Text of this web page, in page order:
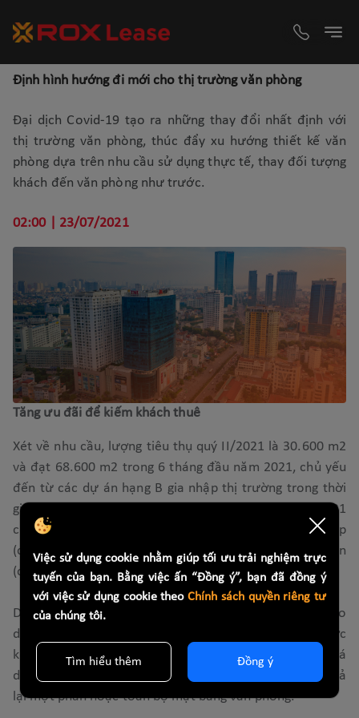
Định hình hướng đi mới cho thị trường văn phòng
Đại dịch Covid-19 tạo ra những thay đổi nhất định với
thị trường văn phòng, thúc đẩy xu hướng thiết kế văn
phòng dựa trên nhu cầu sử dụng thực tế, thay đối tượng
khách đến văn phòng như trước.
02:00 | 23/07/2021
Tăng ưu đãi để kiếm khách thuê
Xét về nhu cầu, lượng tiêu thụ quý II/2021 là 30.600 m2
và đạt 68.600 m2 trong 6 tháng đầu năm 2021, chủ yếu
đến từ các dự án hạng B gia nhập thị trường trong thời
gian gần đây. Các giao dịch trong 6 tháng đầu năm 2021
chủ yếu đến từ các khách thuê ngành dịch vụ cung cấp
(chiếm 36% diện tích đã thuê), công nghệ thông tin
(chiếm 21%), vận tải và logistics (chiếm 9%).
Dù có sự tăng trưởng đáng kể, song việc Covid-19 kéo
dài cũng khiến các đơn vị khai thác thay đổi chiến lược
kinh doanh khi khách thuê có phản ứng yêu cầu hạ giá
do doanh thu sụt giảm, nhiều khách thuê buộc phải trả
lại một phần hoặc toàn bộ mặt bằng văn phòng.
Việc sử dụng cookie nhằm giúp tối ưu trải nghiệm trực
tuyến của bạn. Bằng việc ấn “Đồng ý”, bạn đã đồng ý
với việc sử dụng cookie theoChính sách quyền riêng tư
của chúng tôi.
Tìm hiểu thêm Đồng ý